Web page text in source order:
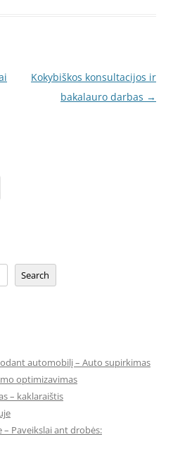
Kokybiškos konsultacijos ir
bakalauro darbas →
Search
automobilį – Auto supirkimas
optimizavimas
– kaklaraištis
– Paveikslai ant drobės: